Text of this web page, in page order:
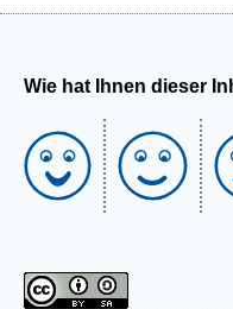
Wie hat Ihnen dieser